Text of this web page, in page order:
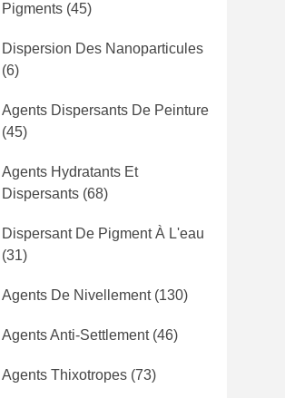
Pigments (45)
Dispersion Des Nanoparticules
(6)
Agents Dispersants De Peinture
(45)
Agents Hydratants Et
Dispersants (68)
Dispersant De Pigment À L'eau
(31)
Agents De Nivellement(130)
Agents Anti-Settlement(46)
Agents Thixotropes (73)